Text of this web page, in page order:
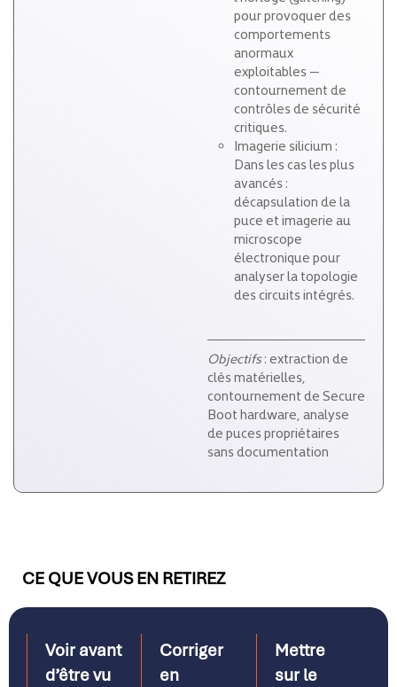
pour provoquer des
comportements
anormaux
exploitables —
contournement de
contrôles de sécurité
critiques.
Imagerie silicium :
Dans les cas les plus
avancés :
décapsulation de la
puce et imagerie au
microscope
électronique pour
analyser la topologie
des circuits intégrés.
Objectifs: extraction de
clés matérielles,
contournement de Secure
Boot hardware, analyse
de puces propriétaires
sans documentation
CE QUE VOUS EN RETIREZ
Voir avant
d’être vu
Corriger
en
Mettre
sur le